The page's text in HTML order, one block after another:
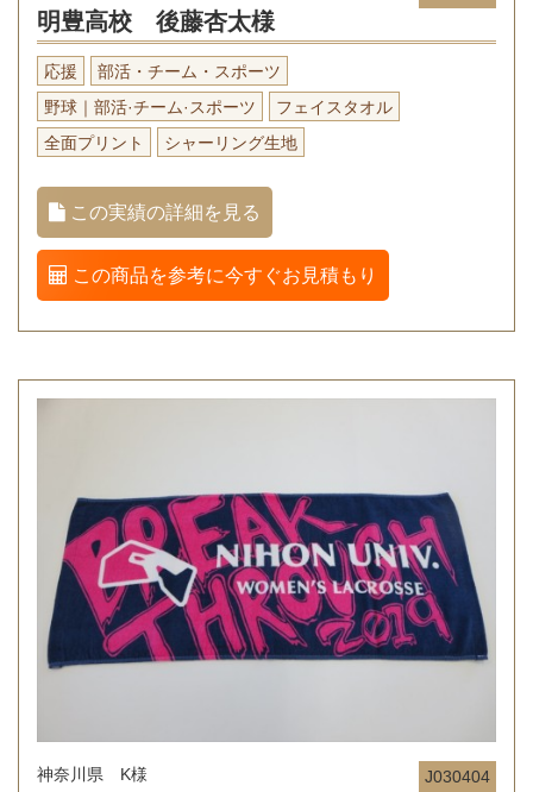
明豊高校 後藤杏太様
応援
部活・チーム・スポーツ
野球｜部活·チーム·スポーツ
フェイスタオル
全面プリント
シャーリング生地
この実績の詳細を見る
この商品を参考に今すぐお見積もり
J030404
神奈川県 K様